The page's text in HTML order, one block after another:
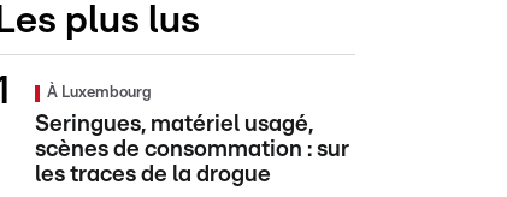
Les plus lus
À Luxembourg
Seringues, matériel usagé,
scènes de consommation : sur
les traces de la drogue